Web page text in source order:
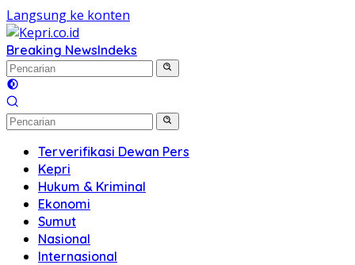
Langsung ke konten
Breaking NewsIndeks
Terverifikasi Dewan Pers
Kepri
Hukum & Kriminal
Ekonomi
Sumut
Nasional
Internasional